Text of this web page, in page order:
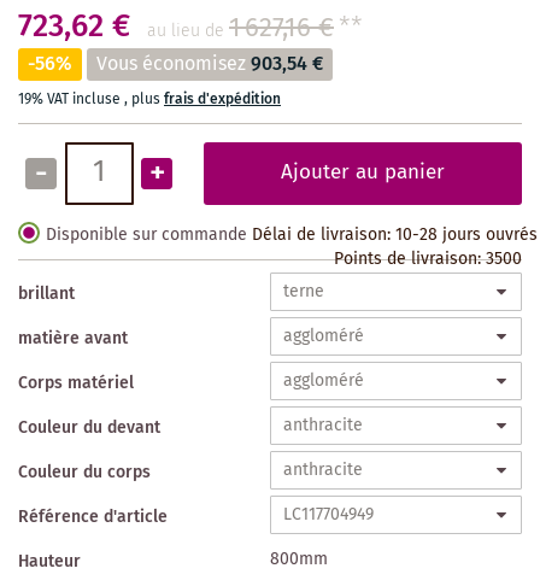
723,62 € au lieu de 1 627,16 €**
-56% Vous économisez903,54 €
19% VAT incluse , plusfrais d'expédition
- + Ajouter au panier
Disponible sur commande Délai de livraison: 10-28 jours ouvrés
Points de livraison:3500
brillant
matière avant
Corps matériel
Couleur du devant
Couleur du corps
Référence d'article
Hauteur
800mm